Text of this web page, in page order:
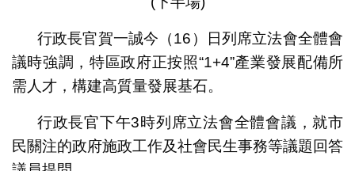
行政長官賀一誠今（16）日列席立法會全體會
議時強調，特區政府正按照“1+4”產業發展配備所
需人才，構建高質量發展基石。
行政長官下午3時列席立法會全體會議，就市
民關注的政府施政工作及社會民生事務等議題回答